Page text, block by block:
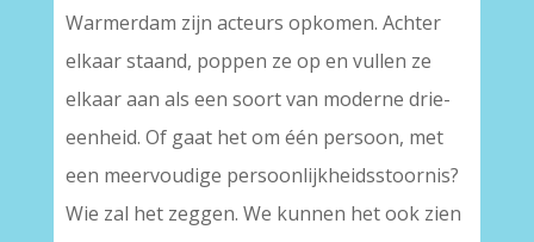
Warmerdam zijn acteurs opkomen. Achter
elkaar staand, poppen ze op en vullen ze
elkaar aan als een soort van moderne drie-
eenheid. Of gaat het om één persoon, met
een meervoudige persoonlijkheidsstoornis?
Wie zal het zeggen. We kunnen het ook zien